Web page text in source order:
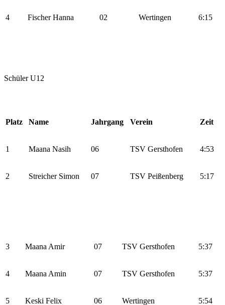
4 Fischer Hanna 02 Wertingen 6:15
Schüler U12
Platz Name Jahrgang Verein Zeit
1 Maana Nasih 06 TSV Gersthofen 4:53
2 Streicher Simon 07 TSV Peißenberg 5:17
3 Maana Amir 07 TSV Gersthofen 5:37
4 Maana Amin 07 TSV Gersthofen 5:37
5 Keski Felix 06 Wertingen 5:54